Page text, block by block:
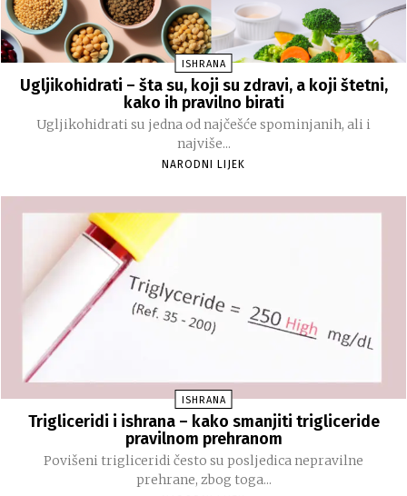
ISHRANA
Ugljikohidrati – šta su, koji su zdravi, a koji štetni,
kako ih pravilno birati
Ugljikohidrati su jedna od najčešće spominjanih, ali i
najviše...
NARODNI LIJEK
ISHRANA
Trigliceridi i ishrana – kako smanjiti trigliceride
pravilnom prehranom
Povišeni trigliceridi često su posljedica nepravilne
prehrane, zbog toga...